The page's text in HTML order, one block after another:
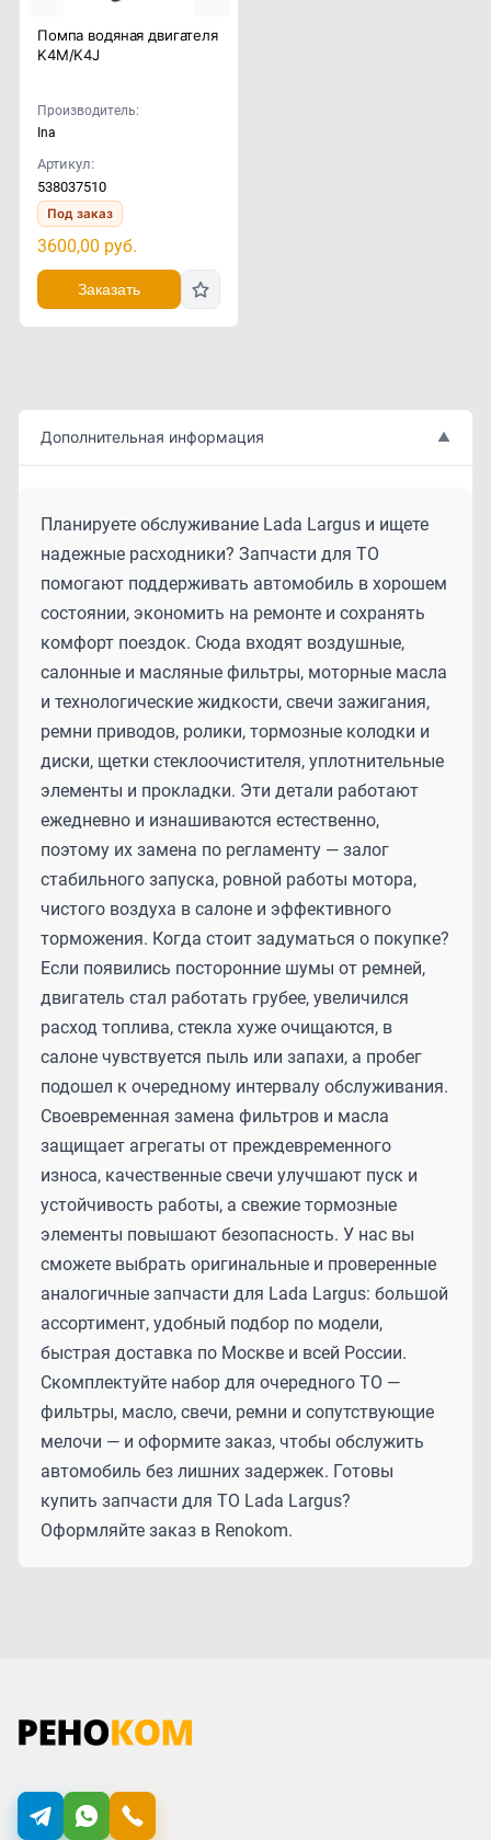
Помпа водяная двигателя
K4M/K4J
Производитель:
Ina
Артикул:
538037510
Под заказ
3600,00 руб.
Заказать
Дополнительная информация ▲
Планируете обслуживание Lada Largus и ищете
надежные расходники? Запчасти для ТО
помогают поддерживать автомобиль в хорошем
состоянии, экономить на ремонте и сохранять
комфорт поездок. Сюда входят воздушные,
салонные и масляные фильтры, моторные масла
и технологические жидкости, свечи зажигания,
ремни приводов, ролики, тормозные колодки и
диски, щетки стеклоочистителя, уплотнительные
элементы и прокладки. Эти детали работают
ежедневно и изнашиваются естественно,
поэтому их замена по регламенту — залог
стабильного запуска, ровной работы мотора,
чистого воздуха в салоне и эффективного
торможения. Когда стоит задуматься о покупке?
Если появились посторонние шумы от ремней,
двигатель стал работать грубее, увеличился
расход топлива, стекла хуже очищаются, в
салоне чувствуется пыль или запахи, а пробег
подошел к очередному интервалу обслуживания.
Своевременная замена фильтров и масла
защищает агрегаты от преждевременного
износа, качественные свечи улучшают пуск и
устойчивость работы, а свежие тормозные
элементы повышают безопасность. У нас вы
сможете выбрать оригинальные и проверенные
аналогичные запчасти для Lada Largus: большой
ассортимент, удобный подбор по модели,
быстрая доставка по Москве и всей России.
Скомплектуйте набор для очередного ТО —
фильтры, масло, свечи, ремни и сопутствующие
мелочи — и оформите заказ, чтобы обслужить
автомобиль без лишних задержек. Готовы
купить запчасти для ТО Lada Largus?
Оформляйте заказ в Renokom.